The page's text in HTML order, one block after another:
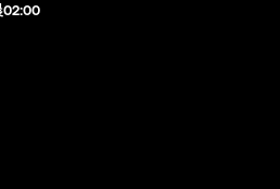
02:00